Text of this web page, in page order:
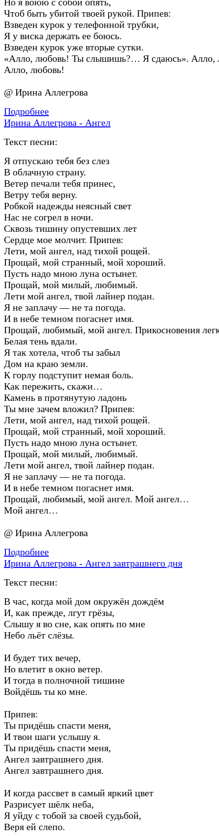
Чтоб быть убитой твоей рукой. Припев:
Взведен курок у телефонной трубки,
Я у виска держать ее боюсь.
Взведен курок уже вторые сутки.
«Алло, любовь! Ты слышишь?… Я сдаюсь». Алло,
Алло, любовь!
@ Ирина Аллегрова
Подробнее
Ирина Аллегрова - Ангел
Текст песни:
Я отпускаю тебя без слез
В облачную страну.
Ветер печали тебя принес,
Ветру тебя верну.
Робкой надежды неясный свет
Нас не согрел в ночи.
Сквозь тишину опустевших лет
Сердце мое молчит. Припев:
Лети, мой ангел, над тихой рощей.
Прощай, мой странный, мой хороший.
Пусть надо мною луна остынет.
Прощай, мой милый, любимый.
Лети мой ангел, твой лайнер подан.
Я не заплачу — не та погода.
И в небе темном погаснет имя.
Прощай, любимый, мой ангел. Прикосновения
Белая тень вдали.
Я так хотела, чтоб ты забыл
Дом на краю земли.
К горлу подступит немая боль.
Как пережить, скажи…
Камень в протянутую ладонь
Ты мне зачем вложил? Припев:
Лети, мой ангел, над тихой рощей.
Прощай, мой странный, мой хороший.
Пусть надо мною луна остынет.
Прощай, мой милый, любимый.
Лети мой ангел, твой лайнер подан.
Я не заплачу — не та погода.
И в небе темном погаснет имя.
Прощай, любимый, мой ангел. Мой ангел…
Мой ангел…
@ Ирина Аллегрова
Подробнее
Ирина Аллегрова - Ангел завтрашнего дня
Текст песни:
В час, когда мой дом окружён дождём
И, как прежде, лгут грёзы,
Слышу я во сне, как опять по мне
Небо льёт слёзы.
И будет тих вечер,
Но влетит в окно ветер.
И тогда в полночной тишине
Войдёшь ты ко мне.
Припев:
Ты придёшь спасти меня,
И твои шаги услышу я.
Ты придёшь спасти меня,
Ангел завтрашнего дня.
Ангел завтрашнего дня.
И когда рассвет в самый яркий цвет
Разрисует шёлк неба,
Я уйду с тобой за своей судьбой,
Веря ей слепо.